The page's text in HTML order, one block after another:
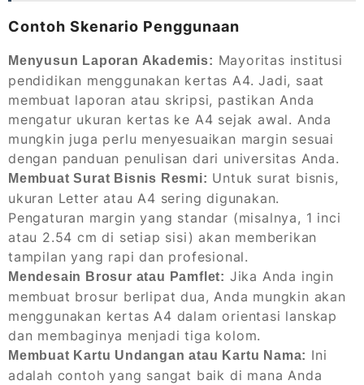
Contoh Skenario Penggunaan
Menyusun Laporan Akademis: Mayoritas institusi
pendidikan menggunakan kertas A4. Jadi, saat
membuat laporan atau skripsi, pastikan Anda
mengatur ukuran kertas ke A4 sejak awal. Anda
mungkin juga perlu menyesuaikan margin sesuai
dengan panduan penulisan dari universitas Anda.
Membuat Surat Bisnis Resmi: Untuk surat bisnis,
ukuran Letter atau A4 sering digunakan.
Pengaturan margin yang standar (misalnya, 1 inci
atau 2.54 cm di setiap sisi) akan memberikan
tampilan yang rapi dan profesional.
Mendesain Brosur atau Pamflet: Jika Anda ingin
membuat brosur berlipat dua, Anda mungkin akan
menggunakan kertas A4 dalam orientasi lanskap
dan membaginya menjadi tiga kolom.
Membuat Kartu Undangan atau Kartu Nama: Ini
adalah contoh yang sangat baik di mana Anda